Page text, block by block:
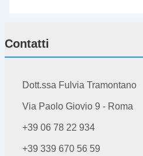
Contatti
Dott.ssa Fulvia Tramontano
Via Paolo Giovio 9 - Roma
+39 06 78 22 934
+39 339 670 56 59